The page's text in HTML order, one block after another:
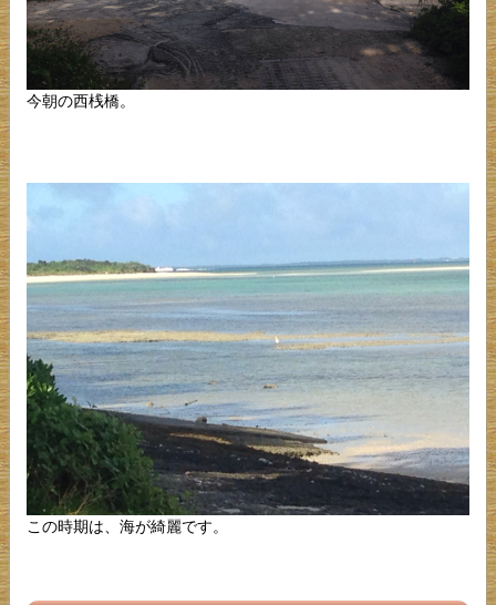
今朝の西桟橋。
この時期は、海が綺麗です。